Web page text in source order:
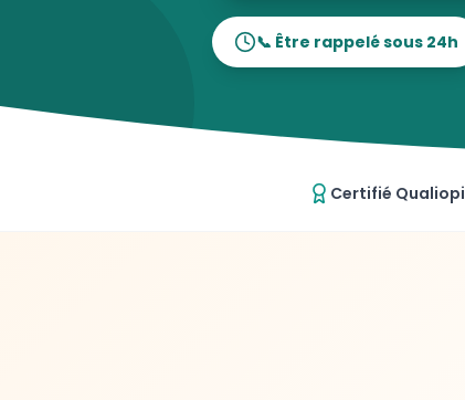
📞 Être rappelé sous 24h
Certifié Qualiopi